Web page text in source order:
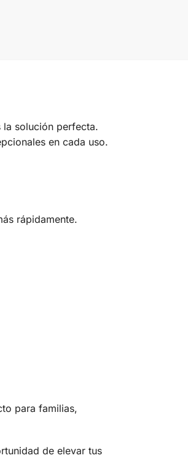
solución perfecta.
en cada uso.
rápidamente.
para familias,
de elevar tus